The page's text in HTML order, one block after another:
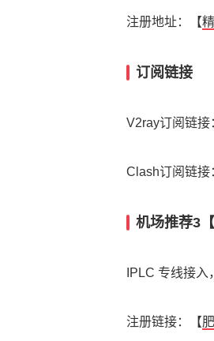
注册地址：【
订阅链接
V2ray订阅链接
Clash订阅链接
机场推荐3【
IPLC 专线接
注册链接：【